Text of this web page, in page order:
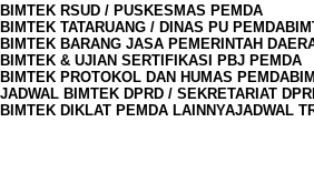
BIMTEK RSUD / PUSKESMAS PEMDA
BIMTEK TATARUANG / DINAS PU PEMDA
BIMTEK BARANG JASA PEMERINTAH
BIMTEK & UJIAN SERTIFIKASI PBJ PEMDA
BIMTEK PROTOKOL DAN HUMAS PEMDA
JADWAL BIMTEK DPRD / SEKRETARIAT
BIMTEK DIKLAT PEMDA LAINNYAJADWAL